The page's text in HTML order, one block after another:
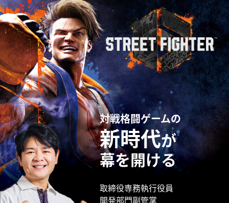
対戦格闘ゲームの
新時代が
幕を開ける
取締役専務執行役員
開発部門副管掌